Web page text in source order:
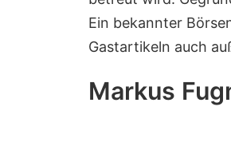
Ein bekannter
Gastartikeln auch
Markus